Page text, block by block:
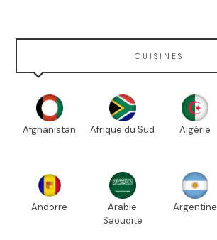
CUISINES
Afghanistan Afrique du Sud Algérie
Andorre
Arabie
Saoudite
Argentine